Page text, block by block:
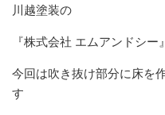
川越塗装の
『株式会社 エムアンドシー
今回は吹き抜け部分に床を
す